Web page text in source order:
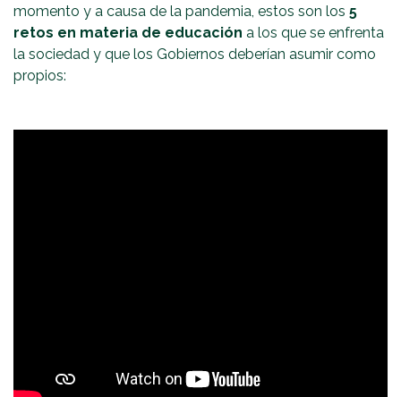
momento y a causa de la pandemia, estos son los 5
retos en materia de educación a los que se enfrenta
la sociedad y que los Gobiernos deberían asumir como
propios: